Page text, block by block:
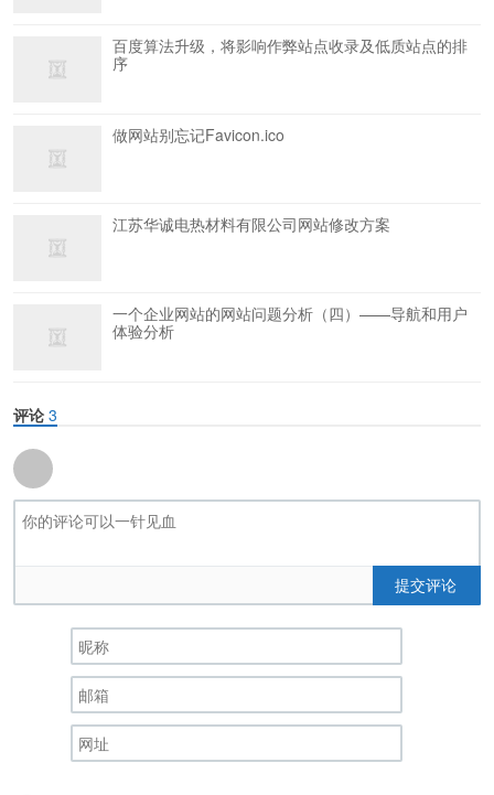
百度算法升级，将影响作弊站点收录及低质站点的排
序
做网站别忘记Favicon.ico
江苏华诚电热材料有限公司网站修改方案
一个企业网站的网站问题分析（四）——导航和用户
体验分析
评论 3
提交评论